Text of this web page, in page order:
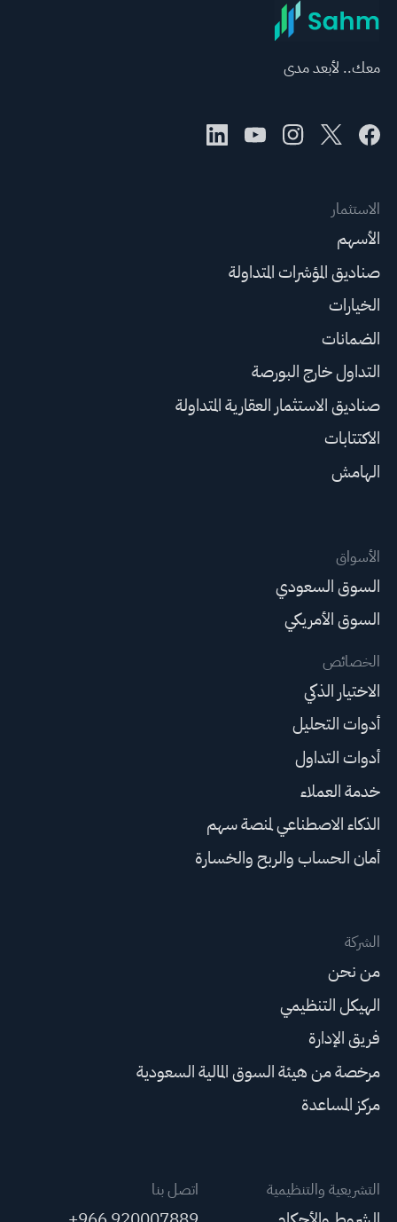
عند الضرورة، يرجى استشارة مستشار استثمار محترف. لا تقدم منصة سهم أي مشورة استثمارية، ولا تقدم أي التزامات أو ضمانات.
معك.. لأبعد مدى
الاستثمار
الأسهم
صناديق المؤشرات المتداولة
الخيارات
الضمانات
التداول خارج البورصة
صناديق الاستثمار العقارية المتداولة
الاكتتابات
الهامش
الأسواق
السوق السعودي
السوق الأمريكي
الخصائص
الاختيار الذكي
أدوات التحليل
أدوات التداول
خدمة العملاء
الذكاء الاصطناعي لمنصة سهم
أمان الحساب والربح والخسارة
الشركة
من نحن
الهيكل التنظيمي
فريق الإدارة
مرخصة من هيئة السوق المالية السعودية
مركز المساعدة
التشريعية والتنظيمية اتصل بنا